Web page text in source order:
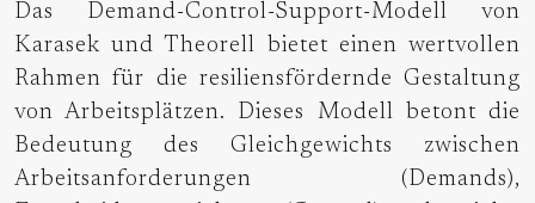
Das Demand-Control-Support-Modell von
Karasek und Theorell bietet einen wertvollen
Rahmen für die resiliensfördernde Gestaltung
von Arbeitsplätzen. Dieses Modell betont die
Bedeutung des Gleichgewichts zwischen
Arbeitsanforderungen (Demands),